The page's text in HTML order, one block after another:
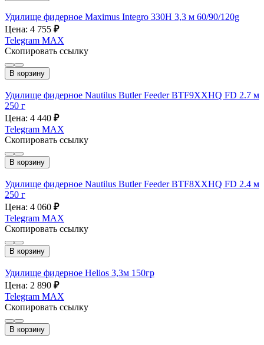
Удилище фидерное Maximus Integro 330H 3,3 м 60/90/120g
Цена: 4 755 ₽
Telegram MAX
Скопировать ссылку
В корзину
Удилище фидерное Nautilus Butler Feeder BTF9XXHQ FD 2.7 м
250 г
Цена: 4 440 ₽
Telegram MAX
Скопировать ссылку
В корзину
Удилище фидерное Nautilus Butler Feeder BTF8XXHQ FD 2.4 м
250 г
Цена: 4 060 ₽
Telegram MAX
Скопировать ссылку
В корзину
Удилище фидерное Helios 3,3м 150гр
Цена: 2 890 ₽
Telegram MAX
Скопировать ссылку
В корзину